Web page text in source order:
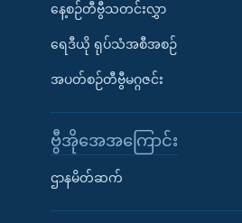
နေ့စဉ်တီဗွီသတင်းလွှာ
ရေဒီယို ရုပ်သံအစီအစဉ်
အပတ်စဉ်တီဗွီမဂ္ဂဇင်း
ဗွီအိုအေအကြောင်း
ဌာနမိတ်ဆက်